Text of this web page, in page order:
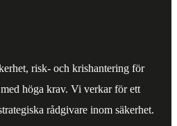
risk- och krishantering för
höga krav. Vi verkar för ett
rådgivare inom säkerhet.